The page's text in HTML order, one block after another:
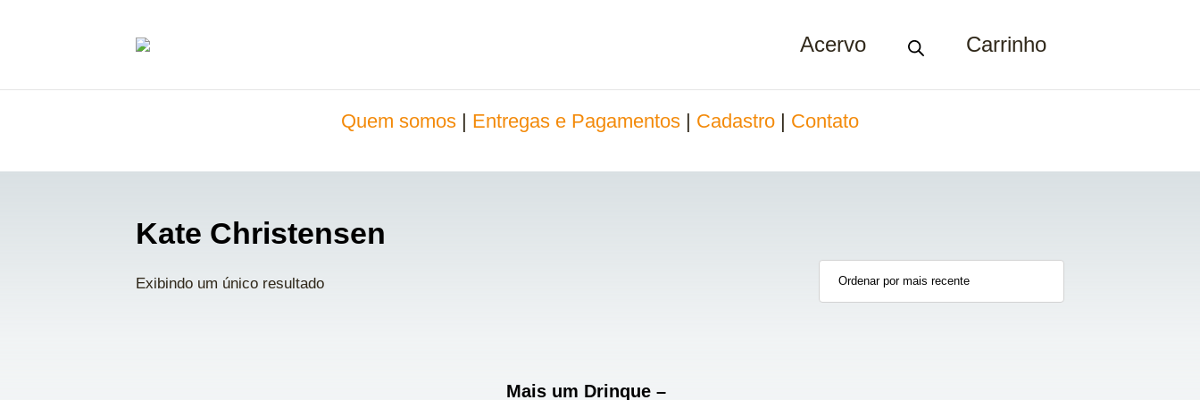
Acervo Carrinho
Quem somos Entregas e Pagamentos Cadastro Contato
Kate Christensen
Exibindo um único resultado
Mais um Drinque –